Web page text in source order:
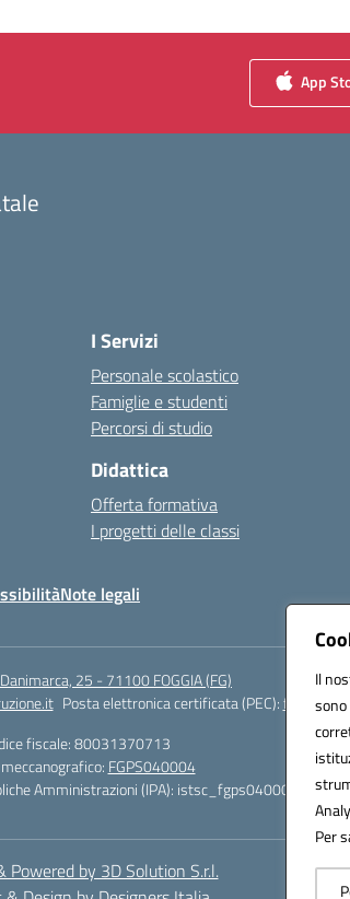
Il
Per
App
I Servizi
Personale scolastico
Famiglie e studenti
Percorsi di studio
Didattica
Offerta formativa
I progetti delle classi
Note legali
25 - 71100 FOGGIA (FG)
Posta elettronica certificata (PEC):
fiscale: 80031370713
FGPS040004
Amministrazioni (IPA): istsc_fgps040004
Powered by 3D Solution S.r.l.